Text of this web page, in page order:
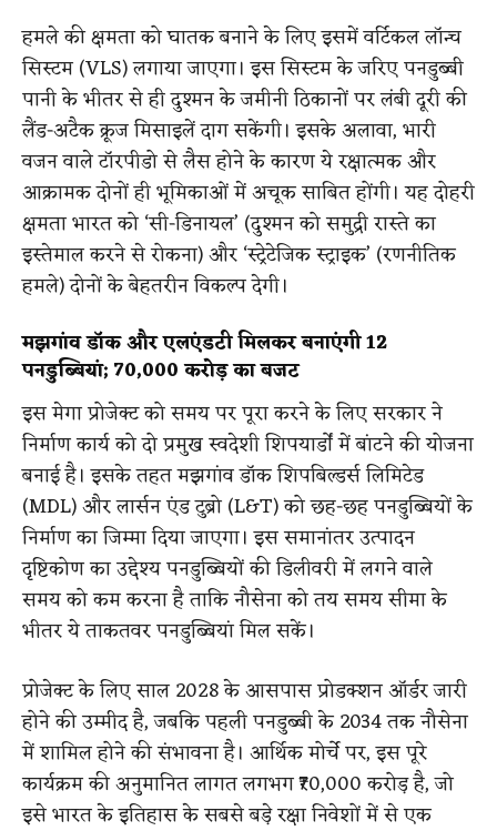
हमले की क्षमता को घातक बनाने के लिए इसमें वर्टिकल लॉन्च
सिस्टम (VLS) लगाया जाएगा। इस सिस्टम के जरिए पनडुब्बी
पानी के भीतर से ही दुश्मन के जमीनी ठिकानों पर लंबी दूरी की
लैंड-अटैक क्रूज मिसाइलें दाग सकेंगी। इसके अलावा, भारी
वजन वाले टॉरपीडो से लैस होने के कारण ये रक्षात्मक और
आक्रामक दोनों ही भूमिकाओं में अचूक साबित होंगी। यह दोहरी
क्षमता भारत को ‘सी-डिनायल’ (दुश्मन को समुद्री रास्ते का
इस्तेमाल करने से रोकना) और ‘स्ट्रेटेजिक स्ट्राइक’ (रणनीतिक
हमले) दोनों के बेहतरीन विकल्प देगी।
मझगांव डॉक और एलएंडटी मिलकर बनाएंगी 12
पनडुब्बियां; ₹70,000 करोड़ का बजट
इस मेगा प्रोजेक्ट को समय पर पूरा करने के लिए सरकार ने
निर्माण कार्य को दो प्रमुख स्वदेशी शिपयार्डों में बांटने की योजना
बनाई है। इसके तहत मझगांव डॉक शिपबिल्डर्स लिमिटेड
(MDL) और लार्सन एंड टुब्रो (L&T) को छह-छह पनडुब्बियों के
निर्माण का जिम्मा दिया जाएगा। इस समानांतर उत्पादन
दृष्टिकोण का उद्देश्य पनडुब्बियों की डिलीवरी में लगने वाले
समय को कम करना है ताकि नौसेना को तय समय सीमा के
भीतर ये ताकतवर पनडुब्बियां मिल सकें।
प्रोजेक्ट के लिए साल 2028 के आसपास प्रोडक्शन ऑर्डर जारी
होने की उम्मीद है, जबकि पहली पनडुब्बी के 2034 तक नौसेना
में शामिल होने की संभावना है। आर्थिक मोर्चे पर, इस पूरे
कार्यक्रम की अनुमानित लागत लगभग ₹70,000 करोड़ है, जो
इसे भारत के इतिहास के सबसे बड़े रक्षा निवेशों में से एक